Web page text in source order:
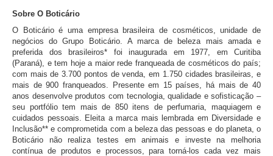
Sobre O Boticário
O Boticário é uma empresa brasileira de cosméticos, unidade de
negócios do Grupo Boticário. A marca de beleza mais amada e
preferida dos brasileiros* foi inaugurada em 1977, em Curitiba
(Paraná), e tem hoje a maior rede franqueada de cosméticos do país;
com mais de 3.700 pontos de venda, em 1.750 cidades brasileiras, e
mais de 900 franqueados. Presente em 15 países, há mais de 40
anos desenvolve produtos com tecnologia, qualidade e sofisticação –
seu portfólio tem mais de 850 itens de perfumaria, maquiagem e
cuidados pessoais. Eleita a marca mais lembrada em Diversidade e
Inclusão** e comprometida com a beleza das pessoas e do planeta, o
Boticário não realiza testes em animais e investe na melhoria
contínua de produtos e processos, para torná-los cada vez mais